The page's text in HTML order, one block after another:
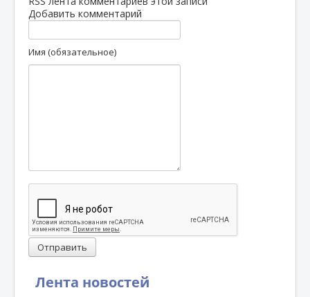
Лента новостей
Добавить комментарий
Имя (обязательное)
Отправить